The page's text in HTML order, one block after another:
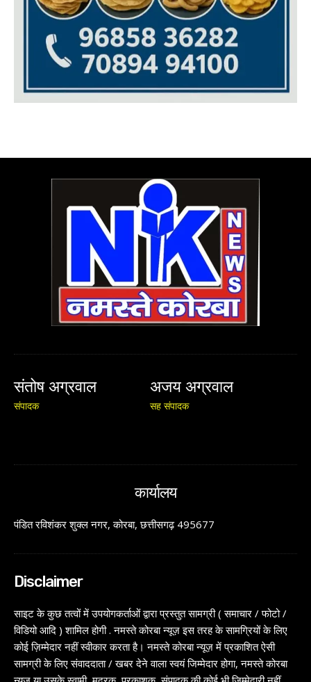
संतोष अग्रवाल
संपादक
अजय अग्रवाल
सह संपादक
कार्यालय
पंडित रविशंकर शुक्ल नगर, कोरबा, छत्तीसगढ़ 495677
Disclaimer
साइट के कुछ तत्वों में उपयोगकर्ताओं द्वारा प्रस्तुत सामग्री ( समाचार / फोटो /
विडियो आदि ) शामिल होगी . नमस्ते कोरबा न्यूज़ इस तरह के सामग्रियों के लिए
कोई ज़िम्मेदार नहीं स्वीकार करता है। नमस्ते कोरबा न्यूज़ में प्रकाशित ऐसी
सामग्री के लिए संवाददाता / खबर देने वाला स्वयं जिम्मेदार होगा, नमस्ते कोरबा